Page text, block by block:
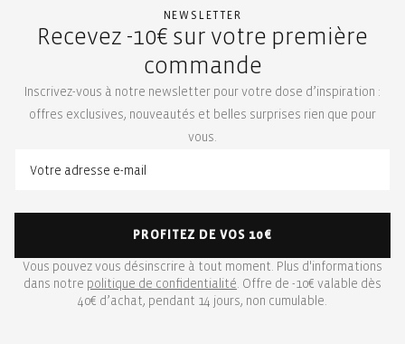
NEWSLETTER
Recevez -10€ sur votre première
commande
Inscrivez-vous à notre newsletter pour votre dose d’inspiration :
offres exclusives, nouveautés et belles surprises rien que pour
vous.
PROFITEZ DE VOS 10€
Vous pouvez vous désinscrire à tout moment. Plus d'informations
dans notre politique de confidentialité . Offre de -10€ valable dès
40€ d’achat, pendant 14 jours, non cumulable.